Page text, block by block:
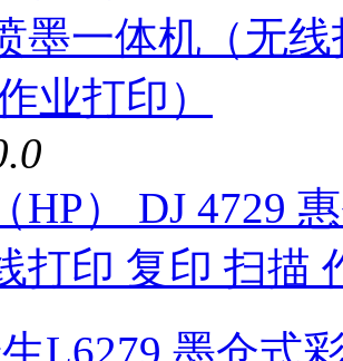
HP） DJ 4729
打印 复印 扫描